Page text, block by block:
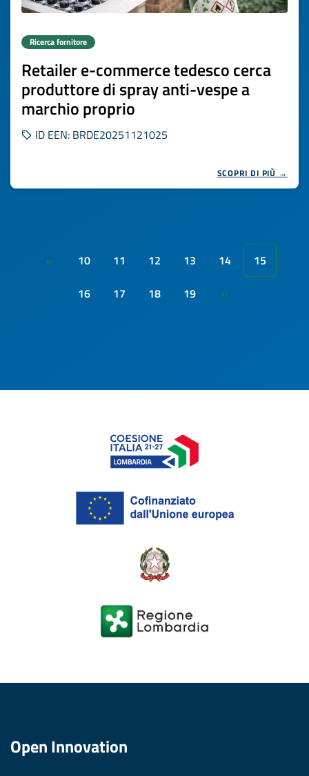
Ricerca fornitore
Retailer e-commerce tedesco cerca
produttore di spray anti-vespe a
marchio proprio
ID EEN: BRDE20251121025
SCOPRI DI PIÙ →
« 10 11 12 13 14
15
16
17 18 19 »
Open Innovation